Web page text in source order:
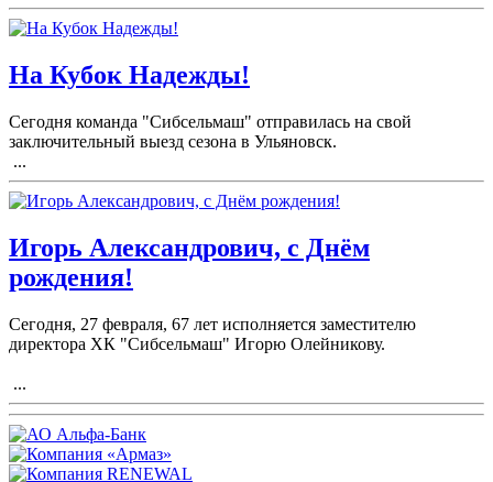
На Кубок Надежды!
Сегодня команда "Сибсельмаш" отправилась на свой
заключительный выезд сезона в Ульяновск.
...
Игорь Александрович, с Днём
рождения!
Сегодня, 27 февраля, 67 лет исполняется заместителю
директора ХК "Сибсельмаш" Игорю Олейникову.
...